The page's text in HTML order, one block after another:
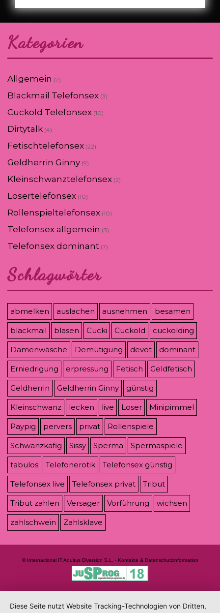
Kategorien
Allgemein (7)
Blackmail Telefonsex (3)
Cuckold Telefonsex (10)
Dirtytalk (4)
Fetischtelefonsex (22)
Geldherrin Ginny (9)
Kleinschwanztelefonsex (2)
Losertelefonsex (10)
Rollenspieltelefonsex (10)
Telefonsex allgemein (3)
Telefonsex dominant (7)
Schlagwörter
abmelken auslachen ausnehmen besamen
blackmail blasen Cucki Cuckold cuckolding
Damenwäsche Demütigung devot dominant
Erniedrigung erpressung Fetisch Geldfetisch
Geldherrin Geldherrin Ginny günstig
Kleinschwanz lecken live Loser Minipimmel
Paypig pervers privat Rollenspiele
Schwanzkäfig Sissy Sperma Spermaspiele
tabulos Telefonerotik Telefonsex günstig
Telefonsex live Telefonsex privat Tribut
Tribut zahlen Versager Vorführung wichsen
zahlschwein Zahlsklave
© Internacional IT Adultus Diversion S.L. - Kontakte & Datenschutzinformation
Diese Seite nutzt Website Tracking-Technologien von Dritten,